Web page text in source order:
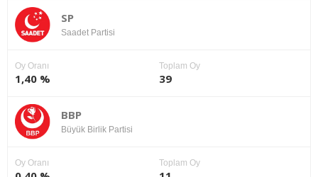
SP
Saadet Partisi
Oy Oranı
1,40 %
Toplam Oy
39
BBP
Büyük Birlik Partisi
Oy Oranı Toplam Oy